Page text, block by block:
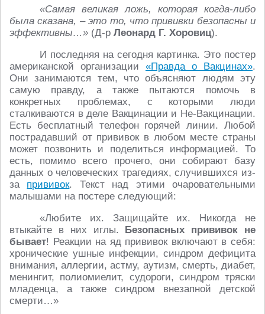
«Самая великая ложь, которая когда-либо
была сказана, – это то, что прививки безопасны и
эффективны…» (Д-р Леонард Г. Хоровиц).
И последняя на сегодня картинка. Это постер
американской организации «Правда о Вакцинах».
Они занимаются тем, что объясняют людям эту
самую правду, а также пытаются помочь в
конкретных проблемах, с которыми люди
сталкиваются в деле Вакцинации и Не-Вакцинации.
Есть бесплатный телефон горячей линии. Любой
пострадавший от прививок в любом месте страны
может позвонить и поделиться информацией. То
есть, помимо всего прочего, они собирают базу
данных о человеческих трагедиях, случившихся из-
за прививок. Текст над этими очаровательными
малышами на постере следующий:
«Любите их. Защищайте их. Никогда не
втыкайте в них иглы. Безопасных прививок не
бывает! Реакции на яд прививок включают в себя:
хронические ушные инфекции, синдром дефицита
внимания, аллергии, астму, аутизм, смерть, диабет,
менингит, полиомиелит, судороги, синдром тряски
младенца, а также синдром внезапной детской
смерти…»